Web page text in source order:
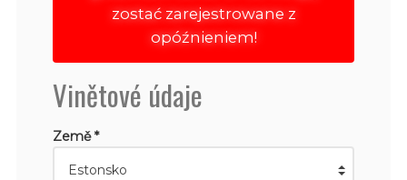
zostać zarejestrowane z
opóźnieniem!
Vinětové údaje
Země *